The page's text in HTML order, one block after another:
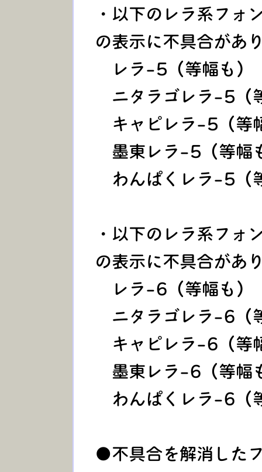
・以下のレラ系フォ
の表示に不具合があ
レラ-5（等幅も）
ニタラゴレラ-5（
キャピレラ-5（等
墨東レラ-5（等幅
わんぱくレラ-5（
・以下のレラ系フォ
の表示に不具合があ
レラ-6（等幅も）
ニタラゴレラ-6（
キャピレラ-6（等
墨東レラ-6（等幅
わんぱくレラ-6（
●不具合を解消した